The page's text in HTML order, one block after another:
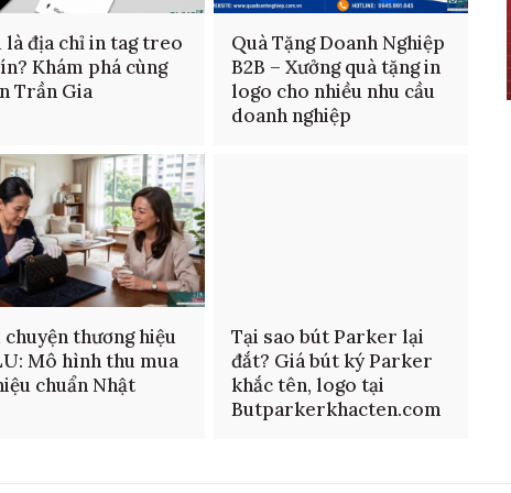
là địa chỉ in tag treo
Khám phá cùng
Trần Gia
Quà Tặng Doanh Nghiệp
B2B – Xưởng quà tặng in
logo cho nhiều nhu cầu
doanh nghiệp
chuyện thương hiệu
Mô hình thu mua
chuẩn Nhật
Tại sao bút Parker lại
đắt? Giá bút ký Parker
khắc tên, logo tại
Butparkerkhacten.com